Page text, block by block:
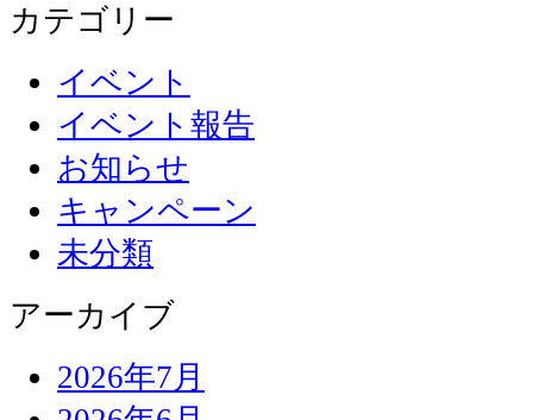
カテゴリー
イベント
イベント報告
お知らせ
キャンペーン
未分類
アーカイブ
2026年7月